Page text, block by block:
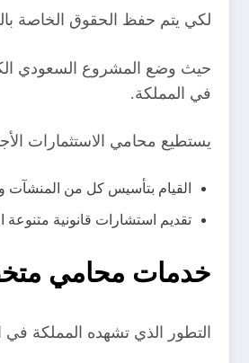
لكي يتم حفظ الحقوق الخاصة
حيث وضع المشروع السعودي
في المملكة.
يستطيع محامي الاستثمارات
القيام بتأسيس كل من
تقديم استشارات قانونية متنوعة
خدمات محامي
التطور الذي تشهده المملكة في الآونة الأخيرة برؤية 2030 تسبب في توفير الكثير من